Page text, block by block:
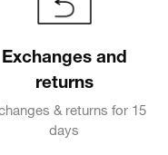
Exchanges and
returns
& returns for 15
days